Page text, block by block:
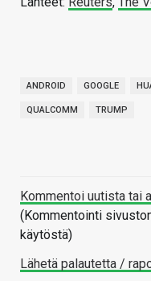
ANDROID GOOGLE
QUALCOMM TRUMP
Kommentoi uutista tai
(Kommentointi
käytöstä)
Lähetä palautetta /